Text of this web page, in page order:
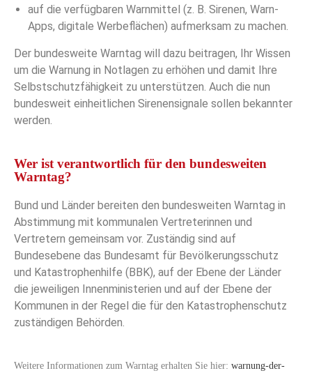
auf die verfügbaren Warnmittel (z. B. Sirenen, Warn-
Apps, digitale Werbeflächen) aufmerksam zu machen.
Der bundesweite Warntag will dazu beitragen, Ihr Wissen
um die Warnung in Notlagen zu erhöhen und damit Ihre
Selbstschutzfähigkeit zu unterstützen. Auch die nun
bundesweit einheitlichen Sirenensignale sollen bekannter
werden.
Wer ist verantwortlich für den bundesweiten
Warntag?
Bund und Länder bereiten den bundesweiten Warntag in
Abstimmung mit kommunalen Vertreterinnen und
Vertretern gemeinsam vor. Zuständig sind auf
Bundesebene das Bundesamt für Bevölkerungsschutz
und Katastrophenhilfe (BBK), auf der Ebene der Länder
die jeweiligen Innenministerien und auf der Ebene der
Kommunen in der Regel die für den Katastrophenschutz
zuständigen Behörden.
Weitere Informationen zum Warntag erhalten Sie hier: warnung-der-